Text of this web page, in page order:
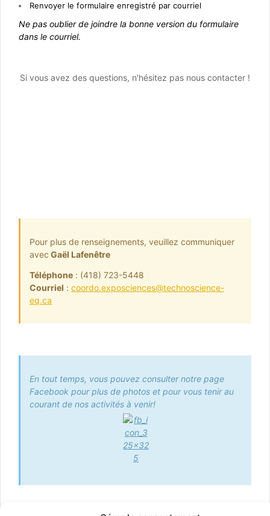
Renvoyer le formulaire enregistré par courriel
Ne pas oublier de joindre la bonne version du formulaire
dans le courriel.
Si vous avez des questions, n'hésitez pas nous contacter !
Pour plus de renseignements, veuillez communiquer
avec Gaël Lafenêtre
Téléphone : (418) 723-5448
Courriel : coordo.exposciences@technoscience-
eq.ca
En tout temps, vous pouvez consulter notre page
Facebook pour plus de photos et pour vous tenir au
courant de nos activités à venir!